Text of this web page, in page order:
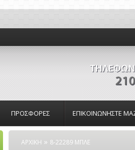
ΠΡΟΣΦΟΡΕΣ ΕΠΙΚΟΙΝΩΝΗΣΤΕ
ΑΡΧΙΚΗ » 8-22289 ΜΠΛΕ